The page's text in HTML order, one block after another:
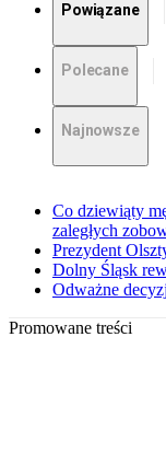
Powiązane
Polecane
Najnowsze
Co dziewiąty
zaległych
Prezydent
Dolny Śląsk
Odważne
Promowane treści